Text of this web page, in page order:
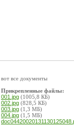
вот все документы
Прикрепленные файлы:
001.jpg (1005,8 КБ)
002.jpg (828,5 КБ)
003.jpg (1,3 МБ)
004.jpg (1,5 МБ)